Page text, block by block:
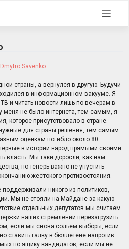
Dmytro Savenko
страны, а вернулся в другую. Будучи
в информационном вакууме. Я
и читать новости лишь по вечерам в
меня не было интернета, тем самым, я
которое присутствовало в стране.
для страны решения, тем самым
оценкам погибло около 80
в истории народ прямыми своими
власть. Мы таки доросли, как нам
но теперь важно не упустить
жестокого противостояния.
никого из политиков,
Мы не стояли на Майдане за какую-
отдельных депутатов мы считаем
наших стремлений перезагрузить
если мы снова сольём выборы, если
ставить галку в бюллетене напротив
по ящику кандидатов, если мы не